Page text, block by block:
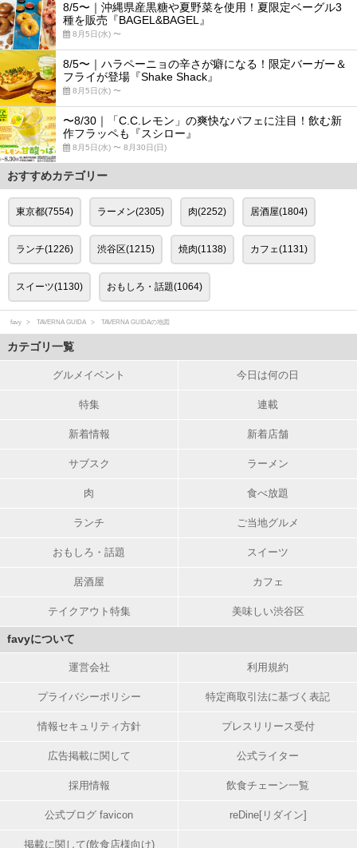
8/5〜｜沖縄県産黒糖や夏野菜を使用！夏限定ベーグル3
種を販売『BAGEL&BAGEL』
8月5日(水) 〜
8/5〜｜ハラペーニョの辛さが癖になる！限定バーガー＆
フライが登場『Shake Shack』
8月5日(水) 〜
〜8/30｜「C.C.レモン」の爽快なパフェに注目！飲む新
作フラッペも『スシロー』
8月5日(水) 〜 8月30日(日)
おすすめカテゴリー
東京都(7554) ラーメン(2305) 肉(2252) 居酒屋(1804)
ランチ(1226) 渋谷区(1215) 焼肉(1138) カフェ(1131)
スイーツ(1130) おもしろ・話題(1064)
favy TAVERNA GUIDA TAVERNA GUIDAの地図
カテゴリ一覧
グルメイベント 今日は何の日
特集 連載
新着情報 新着店舗
サブスク ラーメン
肉 食べ放題
ランチ ご当地グルメ
おもしろ・話題 スイーツ
居酒屋 カフェ
テイクアウト特集 美味しい渋谷区
favyについて
運営会社 利用規約
プライバシーポリシー 特定商取引法に基づく表記
情報セキュリティ方針 プレスリリース受付
広告掲載に関して 公式ライター
採用情報 飲食チェーン一覧
公式ブログ favicon reDine[リダイン]
掲載に関して(飲食店様向け)